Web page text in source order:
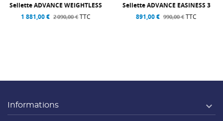
Sellette ADVANCE WEIGHTLESS
1 881,00 € 2 090,00 €TTC
Sellette ADVANCE EASINESS 3
891,00 € 990,00 € TTC
Informations 